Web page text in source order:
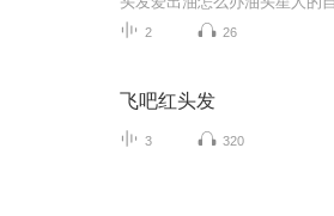
2 26
飞吧红头发
3 320